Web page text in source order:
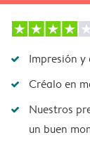
Impresión
Créalo en
Nuestros
un buen